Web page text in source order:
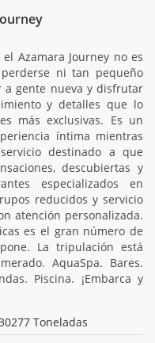
Azamara Journey no es
ni tan pequeño
a gente nueva y disfrutar
y detalles que lo
más exclusivas. Es un
íntima mientras
destinado a que
descubiertas y
especializados en
reducidos y servicio
atención personalizada.
es el gran número de
La tripulación está
AquaSpa. Bares.
Piscina. ¡Embarca y
Toneladas